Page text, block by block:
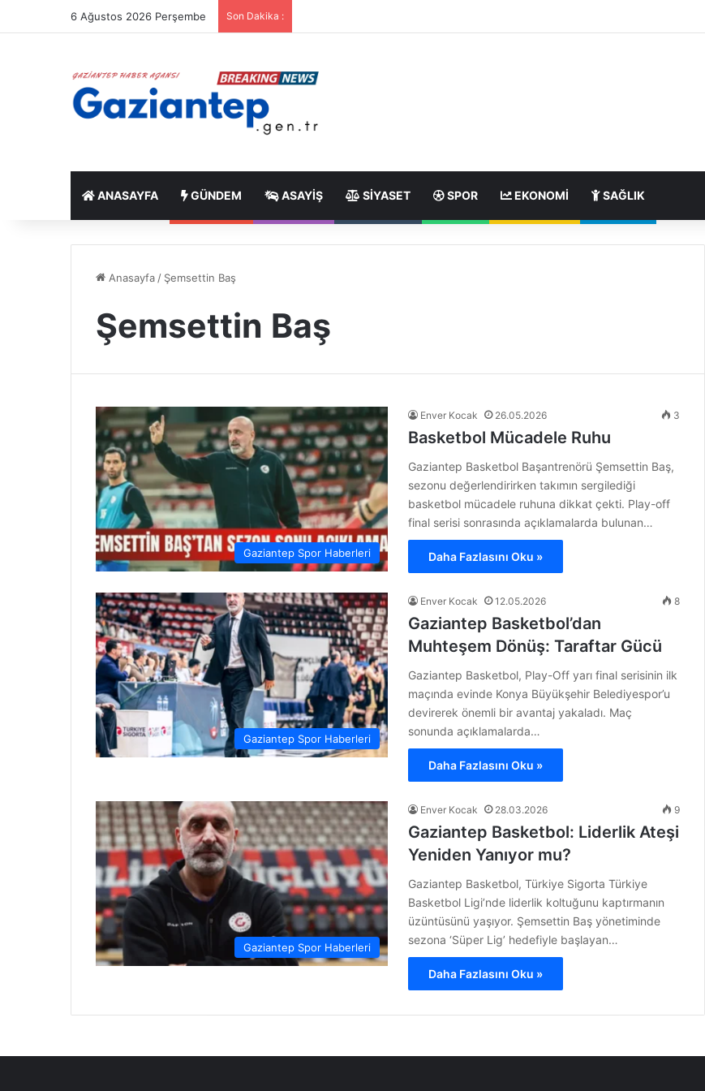
6 Ağustos 2026 Perşembe Son Dakika :
ANASAYFA GÜNDEM ASAYIŞ SIYASET SPOR EKONOMI SAĞLIK
Anasayfa / Şemsettin Baş
Şemsettin Baş
Gaziantep Spor Haberleri
Enver Kocak 26.05.2026 3
Basketbol Mücadele Ruhu
Gaziantep Basketbol Başantrenörü Şemsettin Baş,
sezonu değerlendirirken takımın sergilediği
basketbol mücadele ruhuna dikkat çekti. Play-off
final serisi sonrasında açıklamalarda bulunan…
Daha Fazlasını Oku »
Gaziantep Spor Haberleri
Enver Kocak 12.05.2026 8
Gaziantep Basketbol’dan
Muhteşem Dönüş: Taraftar Gücü
Gaziantep Basketbol, Play-Off yarı final serisinin ilk
maçında evinde Konya Büyükşehir Belediyespor’u
devirerek önemli bir avantaj yakaladı. Maç
sonunda açıklamalarda…
Daha Fazlasını Oku »
Gaziantep Spor Haberleri
Enver Kocak 28.03.2026 9
Gaziantep Basketbol: Liderlik Ateşi
Yeniden Yanıyor mu?
Gaziantep Basketbol, Türkiye Sigorta Türkiye
Basketbol Ligi’nde liderlik koltuğunu kaptırmanın
üzüntüsünü yaşıyor. Şemsettin Baş yönetiminde
sezona ‘Süper Lig’ hedefiyle başlayan…
Daha Fazlasını Oku »